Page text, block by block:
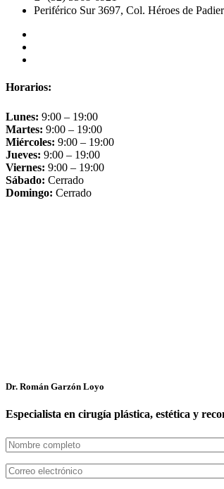
Periférico Sur 3697, Col. Héroes de
Horarios:
Lunes: 9:00 – 19:00
Martes: 9:00 – 19:00
Miércoles: 9:00 – 19:00
Jueves: 9:00 – 19:00
Viernes: 9:00 – 19:00
Sábado: Cerrado
Domingo: Cerrado
Dr. Román Garzón Loyo
Especialista en cirugía plástica, estética y